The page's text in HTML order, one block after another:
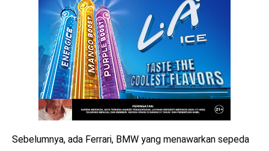
Sebelumnya, ada Ferrari, BMW yang menawarkan sepeda